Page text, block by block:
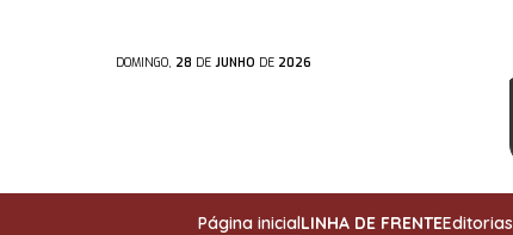
DOMINGO, 28 DE JUNHO DE 2026
Página inicialLINHA DE FRENTEEditorias